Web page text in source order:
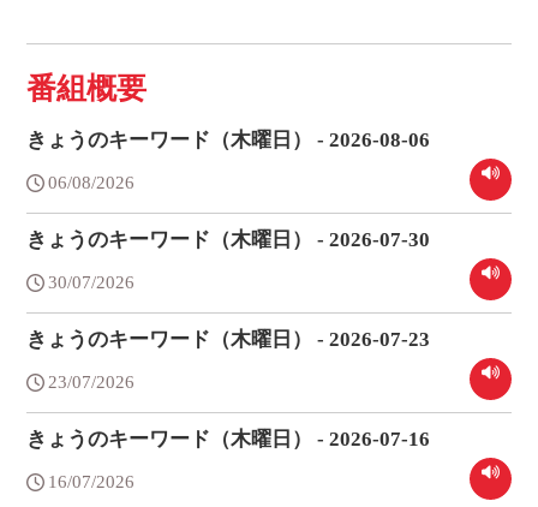
番組概要
きょうのキーワード（木曜日） - 2026-08-06
06/08/2026
きょうのキーワード（木曜日） - 2026-07-30
30/07/2026
きょうのキーワード（木曜日） - 2026-07-23
23/07/2026
きょうのキーワード（木曜日） - 2026-07-16
16/07/2026